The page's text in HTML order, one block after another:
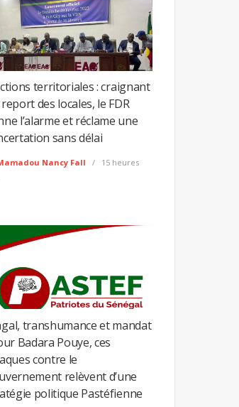
territoriales : craignant
des locales, le FDR
l’alarme et réclame une
sans délai
Nancy Fall
15 heures
transhumance et mandat
Badara Pouye, ces
contre le
relèvent d’une
politique Pastéfienne